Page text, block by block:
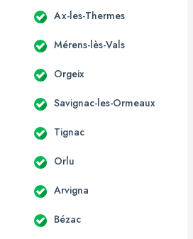
Ax-les-Thermes
Mérens-lès-Vals
Orgeix
Savignac-les-Ormeaux
Tignac
Orlu
Arvigna
Bézac